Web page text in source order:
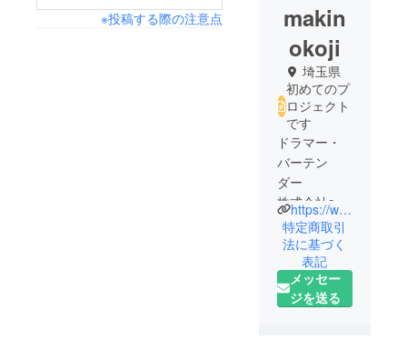
※投稿する際の注意点
makin
okoji
埼玉県
初めてのプ
ロジェクト
です
ドラマー・
バーテン
ダー
株式会社one
sound 代表
取締役
牧野 紘二と
申します。
よろしくお
https://www.onesound.co.jp/
特定商取引
法に基づく
表記
メッセー
ジを送る